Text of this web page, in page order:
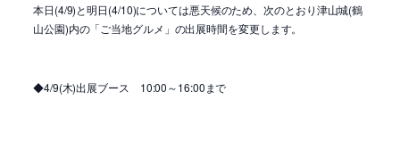
本日(4/9)と明日(4/10)については悪天候のため、次のとおり津山城(鶴
山公園)内の「ご当地グルメ」の出展時間を変更します。
◆4/9(木)出展ブース 10:00～16:00まで